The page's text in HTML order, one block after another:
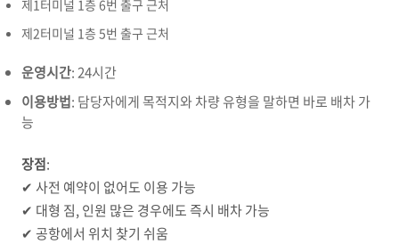
제1터미널 1층 6번 출구 근처
제2터미널 1층 5번 출구 근처
운영시간: 24시간
이용방법: 담당자에게 목적지와 차량 유형을 말하면 바로 배차 가
능
장점:
✔ 사전 예약이 없어도 이용 가능
✔ 대형 짐, 인원 많은 경우에도 즉시 배차 가능
✔ 공항에서 위치 찾기 쉬움